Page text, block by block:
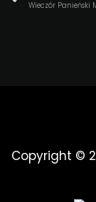
Wieczór Panieński
Copyright ©